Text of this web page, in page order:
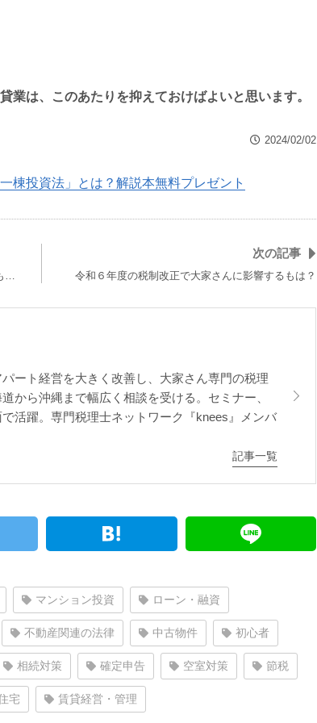
業は、このあたりを抑えておけばよいと思います。
2024/02/02
棟投資法」とは？解説本無料プレゼント
…
次の記事
令和６年度の税制改正で大家さんに影響するもは？
ート経営を大きく改善し、大家さん専門の税理
から沖縄まで幅広く相談を受ける。セミナー、
活躍。専門税理士ネットワーク『knees』メンバ
記事一覧
マンション投資 ローン・融資
不動産関連の法律 中古物件 初心者
相続対策 確定申告 空室対策 節税
宅 賃貸経営・管理